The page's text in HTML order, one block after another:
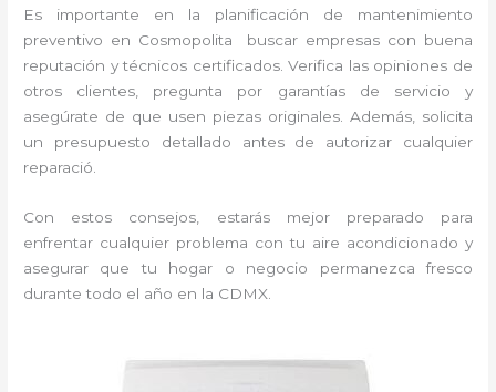
Es importante en la planificación de mantenimiento
preventivo en Cosmopolita buscar empresas con buena
reputación y técnicos certificados. Verifica las opiniones de
otros clientes, pregunta por garantías de servicio y
asegúrate de que usen piezas originales. Además, solicita
un presupuesto detallado antes de autorizar cualquier
reparació.
Con estos consejos, estarás mejor preparado para
enfrentar cualquier problema con tu aire acondicionado y
asegurar que tu hogar o negocio permanezca fresco
durante todo el año en la CDMX.